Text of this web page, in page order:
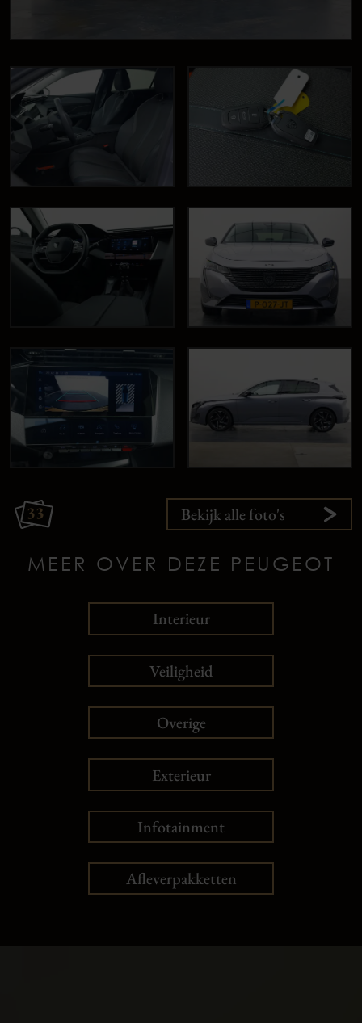
33 Bekijk alle foto's
MEER OVER DEZE PEUGEOT
Interieur
Veiligheid
Overige
Exterieur
Infotainment
Afleverpakketten